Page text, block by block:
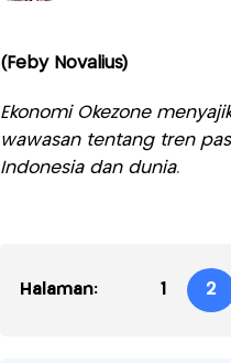
(Feby Novalius)
Ekonomi Okezone
wawasan tentang tren
Indonesia dan dunia.
Halaman: 1 2